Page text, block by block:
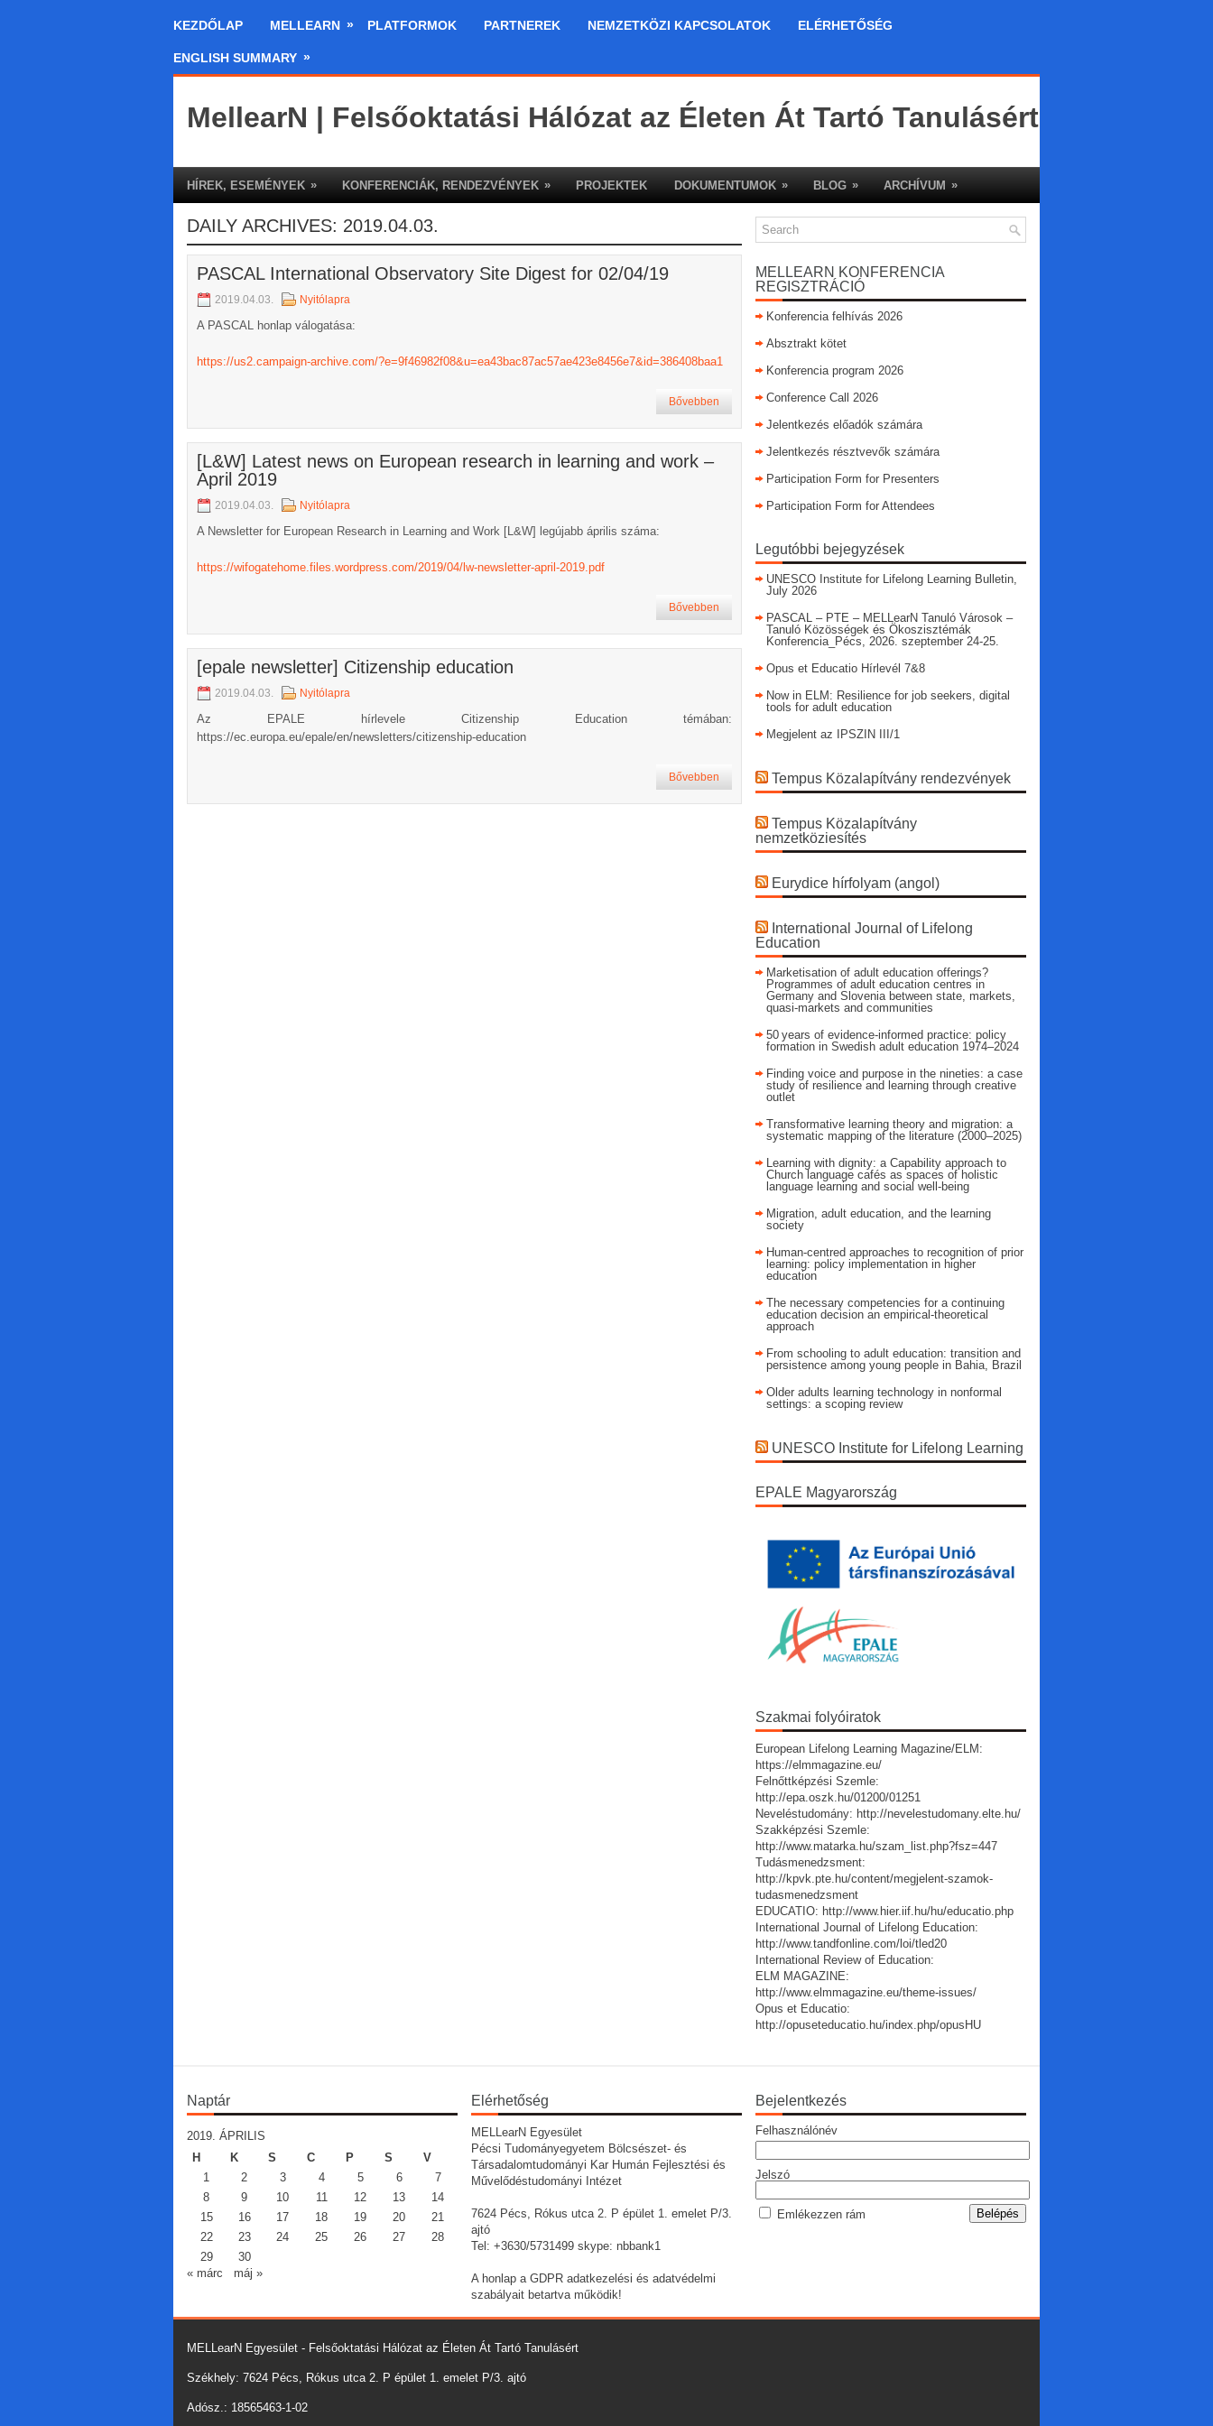
KEZDŐLAP MELLEARN » PLATFORMOK PARTNEREK NEMZETKÖZI KAPCSOLATOK ELÉRHETŐSÉG
ENGLISH SUMMARY »
MellearN | Felsőoktatási Hálózat az Életen Át Tartó Tanulásért
HÍREK, ESEMÉNYEK » KONFERENCIÁK, RENDEZVÉNYEK » PROJEKTEK DOKUMENTUMOK » BLOG » ARCHÍVUM »
DAILY ARCHIVES: 2019.04.03.
PASCAL International Observatory Site Digest for 02/04/19
2019.04.03. Nyitólapra
A PASCAL honlap válogatása:
https://us2.campaign-archive.com/?e=9f46982f08&u=ea43bac87ac57ae423e8456e7&id=386408baa1
Bővebben
[L&W] Latest news on European research in learning and work –
April 2019
2019.04.03. Nyitólapra
A Newsletter for European Research in Learning and Work [L&W] legújabb április száma:
https://wifogatehome.files.wordpress.com/2019/04/lw-newsletter-april-2019.pdf
Bővebben
[epale newsletter] Citizenship education
2019.04.03. Nyitólapra
Az EPALE hírlevele Citizenship Education témában:
https://ec.europa.eu/epale/en/newsletters/citizenship-education
Bővebben
MELLEARN KONFERENCIA
REGISZTRÁCIÓ
Konferencia felhívás 2026
Absztrakt kötet
Konferencia program 2026
Conference Call 2026
Jelentkezés előadók számára
Jelentkezés résztvevők számára
Participation Form for Presenters
Participation Form for Attendees
Legutóbbi bejegyzések
UNESCO Institute for Lifelong Learning Bulletin,
July 2026
PASCAL – PTE – MELLearN Tanuló Városok –
Tanuló Közösségek és Ökoszisztémák
Konferencia_Pécs, 2026. szeptember 24-25.
Opus et Educatio Hírlevél 7&8
Now in ELM: Resilience for job seekers, digital
tools for adult education
Megjelent az IPSZIN III/1
Tempus Közalapítvány rendezvények
Tempus Közalapítvány
nemzetköziesítés
Eurydice hírfolyam (angol)
International Journal of Lifelong
Education
Marketisation of adult education offerings?
Programmes of adult education centres in
Germany and Slovenia between state, markets,
quasi-markets and communities
50 years of evidence‑informed practice: policy
formation in Swedish adult education 1974–2024
Finding voice and purpose in the nineties: a case
study of resilience and learning through creative
outlet
Transformative learning theory and migration: a
systematic mapping of the literature (2000–2025)
Learning with dignity: a Capability approach to
Church language cafés as spaces of holistic
language learning and social well-being
Migration, adult education, and the learning
society
Human-centred approaches to recognition of prior
learning: policy implementation in higher
education
The necessary competencies for a continuing
education decision an empirical-theoretical
approach
From schooling to adult education: transition and
persistence among young people in Bahia, Brazil
Older adults learning technology in nonformal
settings: a scoping review
UNESCO Institute for Lifelong Learning
EPALE Magyarország
Szakmai folyóiratok
European Lifelong Learning Magazine/ELM:
https://elmmagazine.eu/
Felnőttképzési Szemle:
http://epa.oszk.hu/01200/01251
Neveléstudomány: http://nevelestudomany.elte.hu/
Szakképzési Szemle:
http://www.matarka.hu/szam_list.php?fsz=447
Tudásmenedzsment:
http://kpvk.pte.hu/content/megjelent-szamok-
tudasmenedzsment
EDUCATIO: http://www.hier.iif.hu/hu/educatio.php
International Journal of Lifelong Education:
http://www.tandfonline.com/loi/tled20
International Review of Education:
ELM MAGAZINE:
http://www.elmmagazine.eu/theme-issues/
Opus et Educatio:
http://opuseteducatio.hu/index.php/opusHU
Naptár
2019. ÁPRILIS
H
K S C P S
V
1
2 3 4 5 6
7
8
9 10 11 12 13
14
15
16 17 18 19 20
21
22
23 24 25 26 27
28
29
30
« márc
máj »
Elérhetőség
MELLearN Egyesület
Pécsi Tudományegyetem Bölcsészet- és
Társadalomtudományi Kar Humán Fejlesztési és
Művelődéstudományi Intézet
7624 Pécs, Rókus utca 2. P épület 1. emelet P/3.
ajtó
Tel: +3630/5731499 skype: nbbank1
A honlap a GDPR adatkezelési és adatvédelmi
szabályait betartva működik!
Bejelentkezés
Felhasználónév
Jelszó
Emlékezzen rám
MELLearN Egyesület - Felsőoktatási Hálózat az Életen Át Tartó Tanulásért
Székhely: 7624 Pécs, Rókus utca 2. P épület 1. emelet P/3. ajtó
Adósz.: 18565463-1-02